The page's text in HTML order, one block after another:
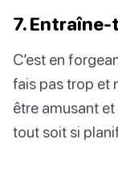
7. Entraîne-
C’est en
fais pas trop et
être amusant
tout soit si